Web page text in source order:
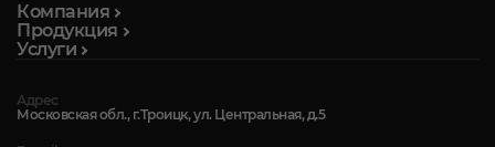
Компания
Продукция
Услуги
Адрес
Московская обл., г.Троицк, ул. Центральная, д.5